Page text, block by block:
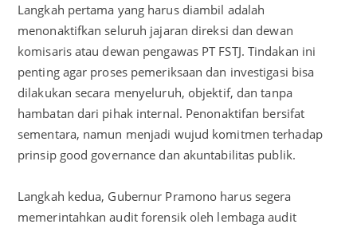
Langkah pertama yang harus diambil adalah
menonaktifkan seluruh jajaran direksi dan dewan
komisaris atau dewan pengawas PT FSTJ. Tindakan ini
penting agar proses pemeriksaan dan investigasi bisa
dilakukan secara menyeluruh, objektif, dan tanpa
hambatan dari pihak internal. Penonaktifan bersifat
sementara, namun menjadi wujud komitmen terhadap
prinsip good governance dan akuntabilitas publik.
Langkah kedua, Gubernur Pramono harus segera
memerintahkan audit forensik oleh lembaga audit